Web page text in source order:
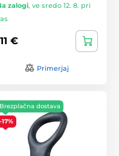
zalogi, ve sredo 12. 8. pri
€
Primerjaj
Brezplačna dostava
-17%